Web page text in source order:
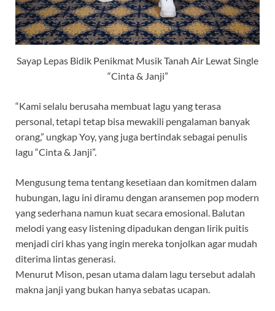
Sayap Lepas Bidik Penikmat Musik Tanah Air Lewat Single
“Cinta & Janji”
“Kami selalu berusaha membuat lagu yang terasa
personal, tetapi tetap bisa mewakili pengalaman banyak
orang,” ungkap Yoy, yang juga bertindak sebagai penulis
lagu “Cinta & Janji”.
Mengusung tema tentang kesetiaan dan komitmen dalam
hubungan, lagu ini diramu dengan aransemen pop modern
yang sederhana namun kuat secara emosional. Balutan
melodi yang easy listening dipadukan dengan lirik puitis
menjadi ciri khas yang ingin mereka tonjolkan agar mudah
diterima lintas generasi.
Menurut Mison, pesan utama dalam lagu tersebut adalah
makna janji yang bukan hanya sebatas ucapan.